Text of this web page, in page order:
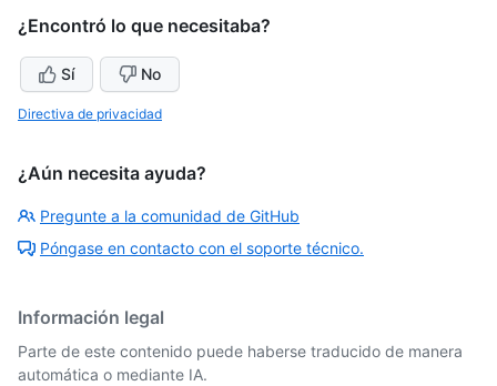
¿Encontró lo que necesitaba?
Sí No
Directiva de privacidad
¿Aún necesita ayuda?
Pregunte a la comunidad de GitHub
Póngase en contacto con el soporte técnico.
Información legal
Parte de este contenido puede haberse traducido de manera
automática o mediante IA.